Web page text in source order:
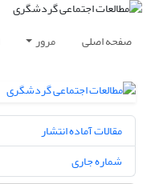
صفحه اصلی مرور
مقالات آماده انتشار
شماره جاری